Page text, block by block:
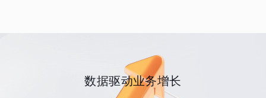
数据驱动业务增长